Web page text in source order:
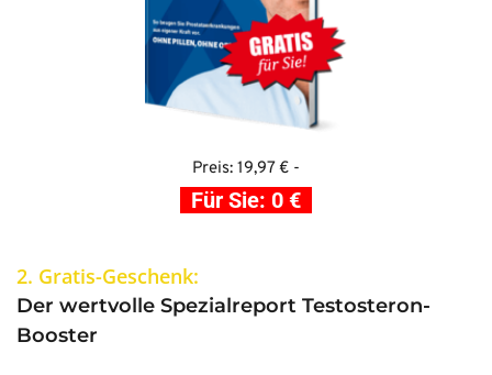
Preis: 19,97 € -
Für Sie: 0 €
2. Gratis-Geschenk:
Der wertvolle Spezialreport Testosteron-
Booster